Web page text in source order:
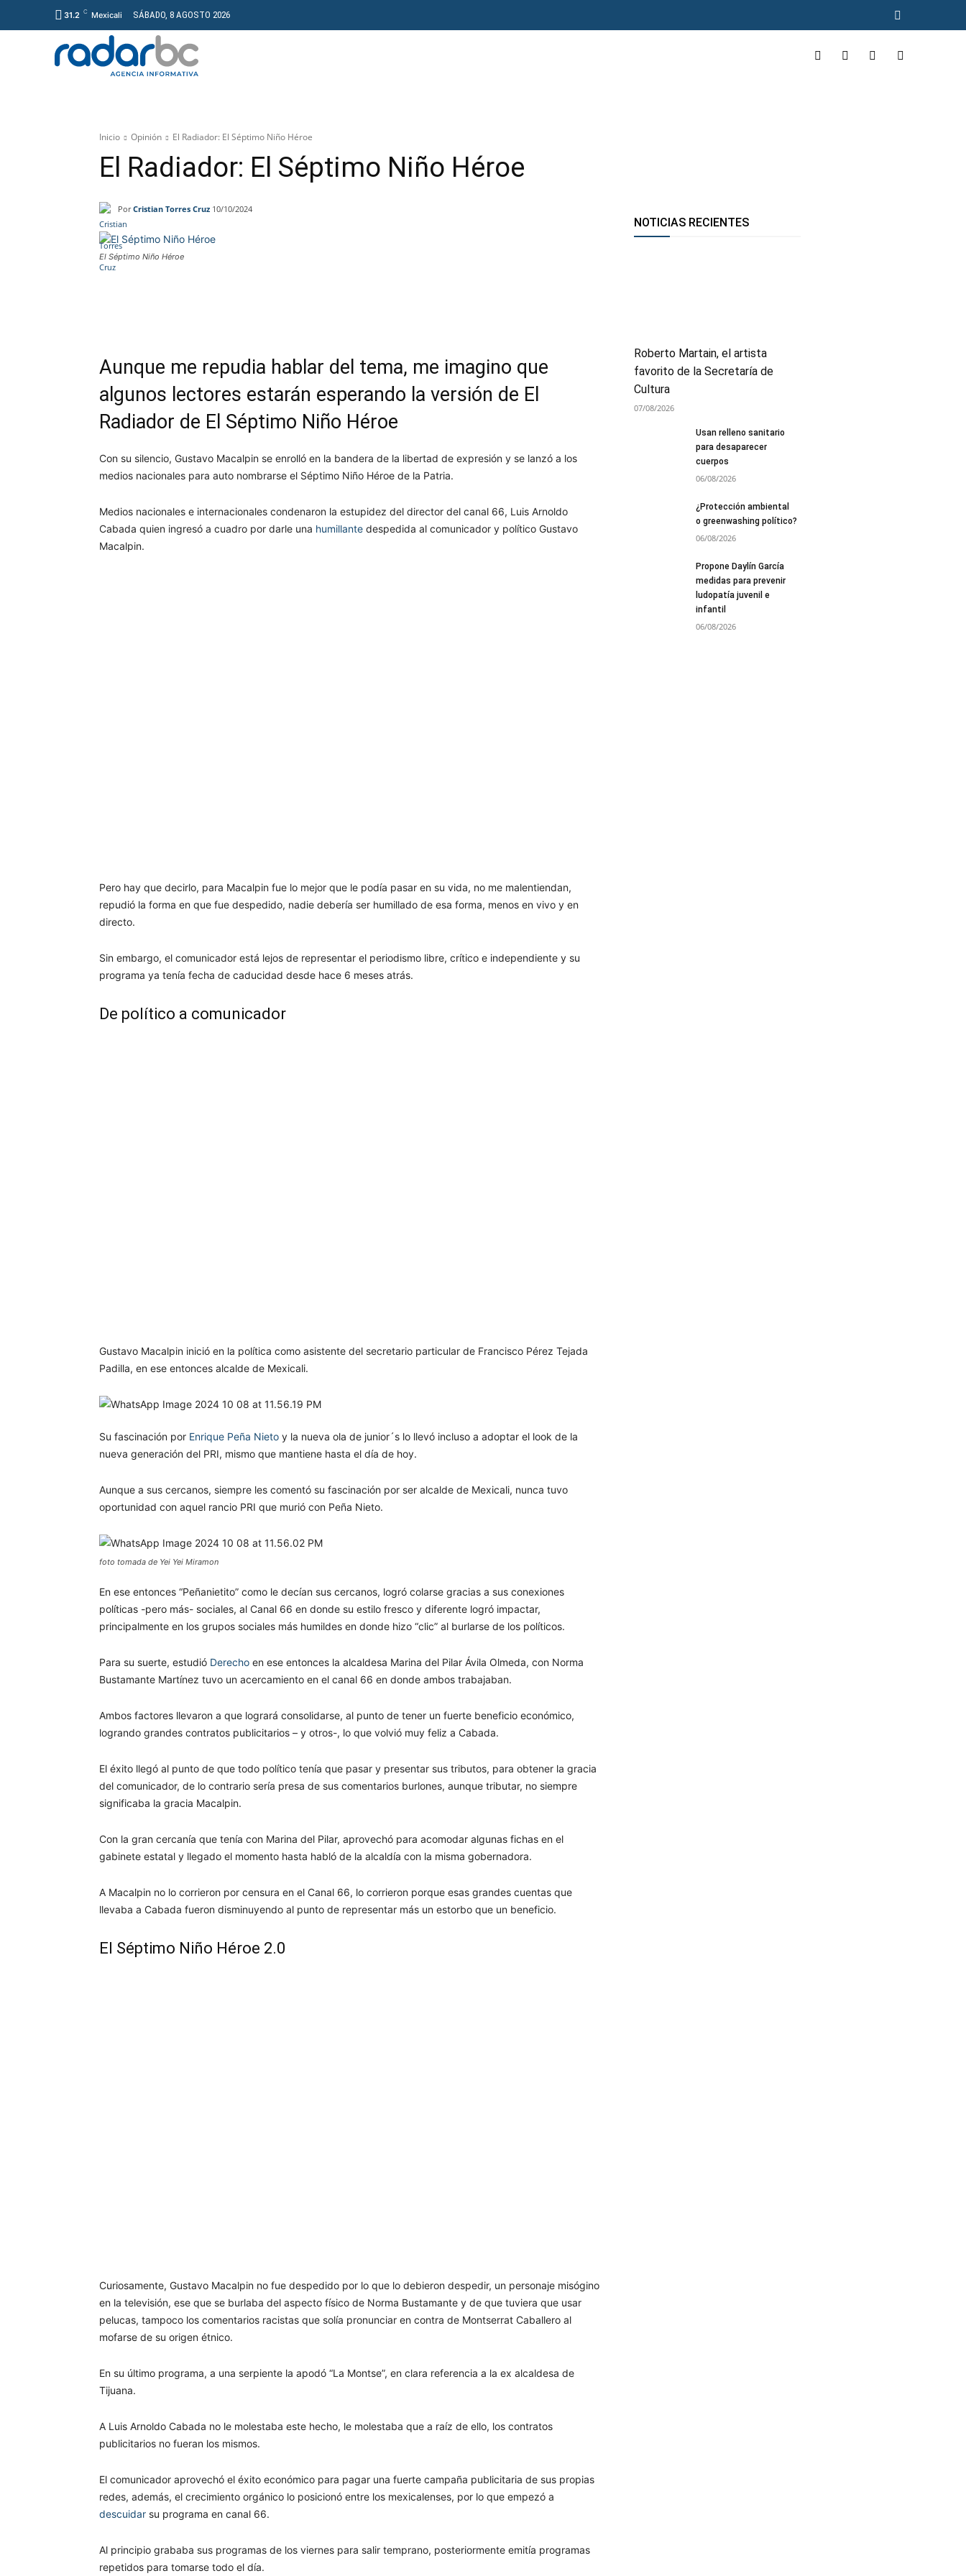
31.2 C Mexicali SÁBADO, 8 AGOSTO 2026
Inicio Opinión El Radiador: El Séptimo Niño Héroe
El Radiador: El Séptimo Niño Héroe
Por Cristian Torres Cruz 10/10/2024
El Séptimo Niño Héroe
Aunque me repudia hablar del tema, me imagino que
algunos lectores estarán esperando la versión de El
Radiador de El Séptimo Niño Héroe
Con su silencio, Gustavo Macalpin se enrolló en la bandera de la libertad de expresión y se lanzó a los
medios nacionales para auto nombrarse el Séptimo Niño Héroe de la Patria.
Medios nacionales e internacionales condenaron la estupidez del director del canal 66, Luis Arnoldo
Cabada quien ingresó a cuadro por darle una humillante despedida al comunicador y político Gustavo
Macalpin.
Pero hay que decirlo, para Macalpin fue lo mejor que le podía pasar en su vida, no me malentiendan,
repudió la forma en que fue despedido, nadie debería ser humillado de esa forma, menos en vivo y en
directo.
Sin embargo, el comunicador está lejos de representar el periodismo libre, crítico e independiente y su
programa ya tenía fecha de caducidad desde hace 6 meses atrás.
De político a comunicador
Gustavo Macalpin inició en la política como asistente del secretario particular de Francisco Pérez Tejada
Padilla, en ese entonces alcalde de Mexicali.
Su fascinación por Enrique Peña Nieto y la nueva ola de junior´s lo llevó incluso a adoptar el look de la
nueva generación del PRI, mismo que mantiene hasta el día de hoy.
Aunque a sus cercanos, siempre les comentó su fascinación por ser alcalde de Mexicali, nunca tuvo
oportunidad con aquel rancio PRI que murió con Peña Nieto.
foto tomada de Yei Yei Miramon
En ese entonces “Peñanietito” como le decían sus cercanos, logró colarse gracias a sus conexiones
políticas -pero más- sociales, al Canal 66 en donde su estilo fresco y diferente logró impactar,
principalmente en los grupos sociales más humildes en donde hizo “clic” al burlarse de los políticos.
Para su suerte, estudió Derecho en ese entonces la alcaldesa Marina del Pilar Ávila Olmeda, con Norma
Bustamante Martínez tuvo un acercamiento en el canal 66 en donde ambos trabajaban.
Ambos factores llevaron a que logrará consolidarse, al punto de tener un fuerte beneficio económico,
logrando grandes contratos publicitarios – y otros-, lo que volvió muy feliz a Cabada.
El éxito llegó al punto de que todo político tenía que pasar y presentar sus tributos, para obtener la gracia
del comunicador, de lo contrario sería presa de sus comentarios burlones, aunque tributar, no siempre
significaba la gracia Macalpin.
Con la gran cercanía que tenía con Marina del Pilar, aprovechó para acomodar algunas fichas en el
gabinete estatal y llegado el momento hasta habló de la alcaldía con la misma gobernadora.
A Macalpin no lo corrieron por censura en el Canal 66, lo corrieron porque esas grandes cuentas que
llevaba a Cabada fueron disminuyendo al punto de representar más un estorbo que un beneficio.
El Séptimo Niño Héroe 2.0
Curiosamente, Gustavo Macalpin no fue despedido por lo que lo debieron despedir, un personaje misógino
en la televisión, ese que se burlaba del aspecto físico de Norma Bustamante y de que tuviera que usar
pelucas, tampoco los comentarios racistas que solía pronunciar en contra de Montserrat Caballero al
mofarse de su origen étnico.
En su último programa, a una serpiente la apodó “La Montse”, en clara referencia a la ex alcaldesa de
Tijuana.
A Luis Arnoldo Cabada no le molestaba este hecho, le molestaba que a raíz de ello, los contratos
publicitarios no fueran los mismos.
El comunicador aprovechó el éxito económico para pagar una fuerte campaña publicitaria de sus propias
redes, además, el crecimiento orgánico lo posicionó entre los mexicalenses, por lo que empezó a
descuidar su programa en canal 66.
Al principio grababa sus programas de los viernes para salir temprano, posteriormente emitía programas
repetidos para tomarse todo el día.
NOTICIAS RECIENTES
Roberto Martain, el artista
favorito de la Secretaría de
Cultura
07/08/2026
Usan relleno sanitario
para desaparecer
cuerpos
06/08/2026
¿Protección ambiental
o greenwashing político?
06/08/2026
Propone Daylín García
medidas para prevenir
ludopatía juvenil e
infantil
06/08/2026